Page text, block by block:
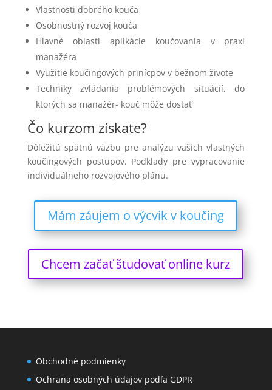
Vlastnosti dobrého kouča
Osobnostný rozvoj kouča
Hlavné oblasti aplikácie koučovania v praxi
manažéra
Využitie koučingových prinícpov v bežnom živote
Techniky zvládania problémových situácií, do
ktorých sa manažér- kouč môže dostať
Čo kurzom získate?
Dôležitú spätnú väzbu pre analýzu vašich vlastných
koučingových postupov. Podklady pre vypracovanie
individuálneho rozvojového plánu.
Mám záujem o výcvik v koučing
Chcem začať študovať online kurz
Obchodné podmienky
Ochrana osobných údajov podľa GDPR